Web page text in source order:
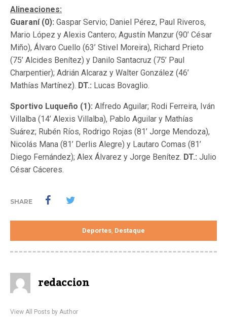
Alineaciones:
Guaraní (0): Gaspar Servio; Daniel Pérez, Paul Riveros,
Mario López y Alexis Cantero; Agustín Manzur (90’ César
Miño), Álvaro Cuello (63’ Stivel Moreira), Richard Prieto
(75’ Alcides Benítez) y Danilo Santacruz (75’ Paul
Charpentier); Adrián Alcaraz y Walter González (46’
Mathías Martínez). DT.: Lucas Bovaglio.
Sportivo Luqueño (1): Alfredo Aguilar; Rodi Ferreira, Iván
Villalba (14’ Alexis Villalba), Pablo Aguilar y Mathías
Suárez; Rubén Ríos, Rodrigo Rojas (81’ Jorge Mendoza),
Nicolás Mana (81’ Derlis Alegre) y Lautaro Comas (81’
Diego Fernández); Alex Álvarez y Jorge Benítez. DT.: Julio
César Cáceres.
SHARE
Deportes Destaque
redaccion
View All Posts by Author